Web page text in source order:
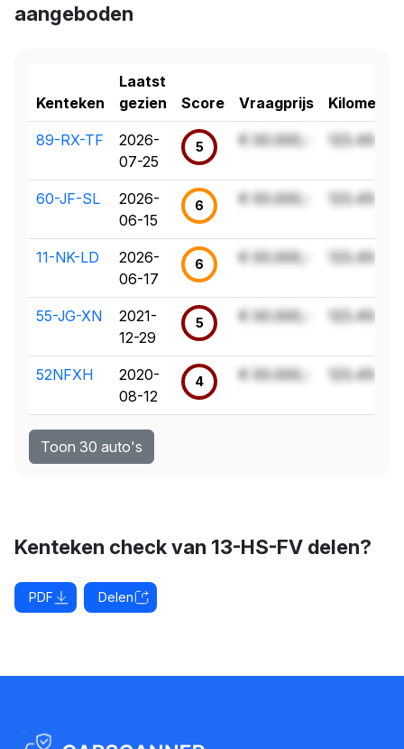
aangeboden
Kenteken
Laatst
gezien
Score Vraagprijs
89-RX-TF
2026-
07-25
5 € 00.000,- 123.456 km
60-JF-SL
2026-
06-15
6 € 00.000,- 123.456 km
11-NK-LD
2026-
06-17
6 € 00.000,- 123.456 km
55-JG-XN
2021-
12-29
5 € 00.000,- 123.456 km
52NFXH
2020-
08-12
4 € 00.000,- 123.456 km
Toon 30 auto's
Kenteken check van 13-HS-FV delen?
PDF Delen